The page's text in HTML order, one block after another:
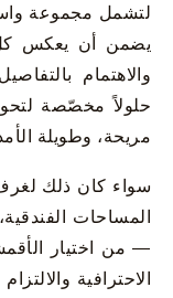
لتشمل مجموعة
يضمن أن يعكس
والاهتمام
حلولاً مخصّصة
مريحة، وطويلة
سواء كان ذلك
المساحات
— من اختيار
الاحترافية